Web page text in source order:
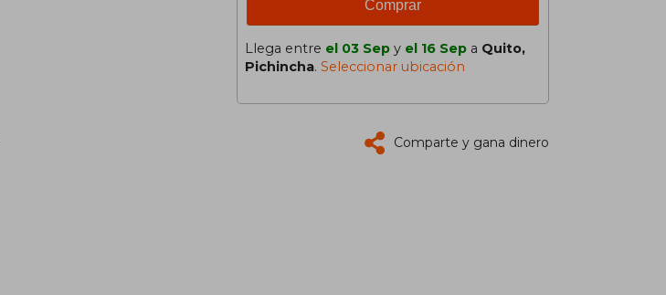
Comprar
Llega entre el 03 Sep y el 16 Sep a Quito,
Pichincha. Seleccionar ubicación
Comparte y gana dinero